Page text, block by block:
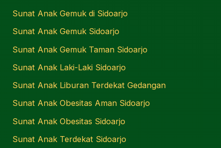
Sunat Anak Gemuk di Sidoarjo
Sunat Anak Gemuk Sidoarjo
Sunat Anak Gemuk Taman Sidoarjo
Sunat Anak Laki-Laki Sidoarjo
Sunat Anak Liburan Terdekat Gedangan
Sunat Anak Obesitas Aman Sidoarjo
Sunat Anak Obesitas Sidoarjo
Sunat Anak Terdekat Sidoarjo